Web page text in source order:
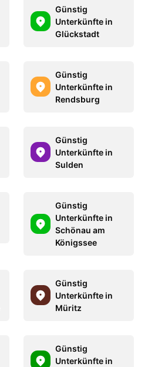
Günstig
Unterkünfte in
Glückstadt
Günstig
Unterkünfte in
Rendsburg
Günstig
Unterkünfte in
Sulden
Günstig
Unterkünfte in
Schönau am
Königssee
Günstig
Unterkünfte in
Müritz
Günstig
Unterkünfte in